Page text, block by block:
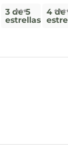
3 de 5
estrellas
4 de